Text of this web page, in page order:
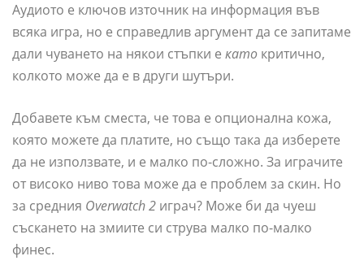
Аудиото е ключов източник на информация във
всяка игра, но е справедлив аргумент да се запитаме
дали чуването на някои стъпки е като критично,
колкото може да е в други шутъри.
Добавете към сместа, че това е опционална кожа,
която можете да платите, но също така да изберете
да не използвате, и е малко по-сложно. За играчите
от високо ниво това може да е проблем за скин. Но
за средния Overwatch 2 играч? Може би да чуеш
съскането на змиите си струва малко по-малко
финес.